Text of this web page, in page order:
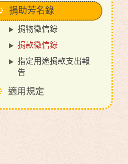
捐助芳名錄
捐物徵信錄
捐款徵信錄
指定用途捐款支出報
告
適用規定